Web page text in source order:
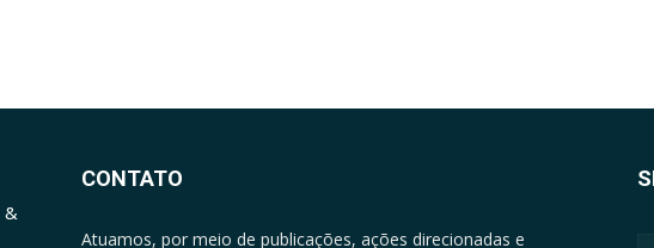
CONTATO
Atuamos, por meio de publicações, ações direcionadas e